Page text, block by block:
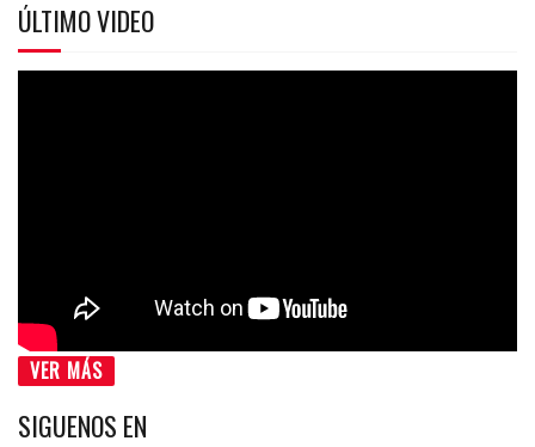
ÚLTIMO VIDEO
VER MÁS
SIGUENOS EN